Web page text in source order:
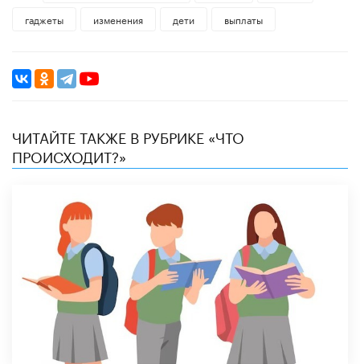
гаджеты
изменения дети выплаты
ЧИТАЙТЕ ТАКЖЕ В РУБРИКЕ «ЧТО
ПРОИСХОДИТ?»